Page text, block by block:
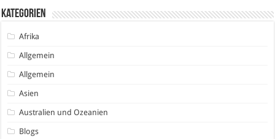
Kategorien
Afrika
Allgemein
Allgemein
Asien
Australien und Ozeanien
Blogs